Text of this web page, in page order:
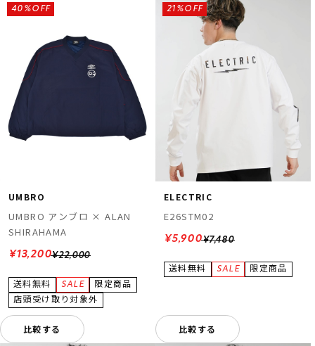
UMBRO
UMBRO アンブロ × ALAN
SHIRAHAMA
¥22,000
40%OFF
¥13,200
比較する
ELECTRIC
E26STM02
¥7,480
21%OFF
¥5,900
比較する